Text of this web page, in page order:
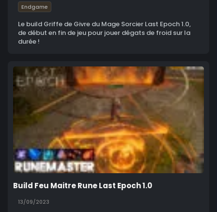
Endgame
Le build Griffe de Givre du Mage Sorcier Last Epoch 1.0,
de début en fin de jeu pour jouer dégats de froid sur la
durée !
Build Feu Maitre Rune Last Epoch 1.0
13/09/2023